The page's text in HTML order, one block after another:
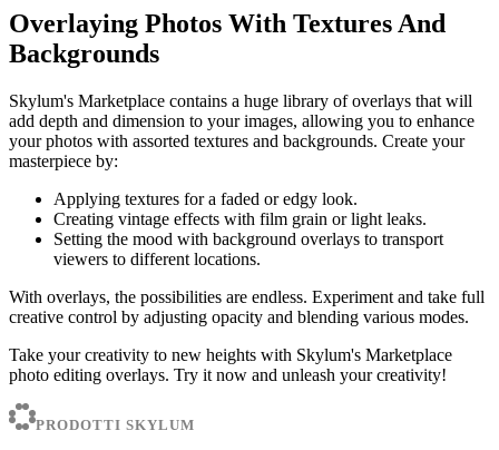
Overlaying Photos With Textures And
Backgrounds
Skylum's Marketplace contains a huge library of overlays that will
add depth and dimension to your images, allowing you to enhance
your photos with assorted textures and backgrounds. Create your
masterpiece by:
Applying textures for a faded or edgy look.
Creating vintage effects with film grain or light leaks.
Setting the mood with background overlays to transport
viewers to different locations.
With overlays, the possibilities are endless. Experiment and take full
creative control by adjusting opacity and blending various modes.
Take your creativity to new heights with Skylum's Marketplace
photo editing overlays. Try it now and unleash your creativity!
PRODOTTI SKYLUM